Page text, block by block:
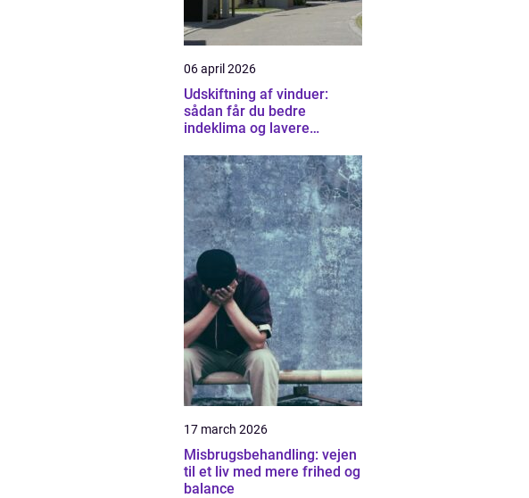
06 april 2026
Udskiftning af vinduer:
sådan får du bedre
indeklima og lavere
17 march 2026
Misbrugsbehandling: vejen
til et liv med mere frihed og
balance